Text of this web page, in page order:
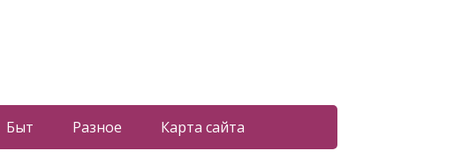
Быт Разное Карта сайта